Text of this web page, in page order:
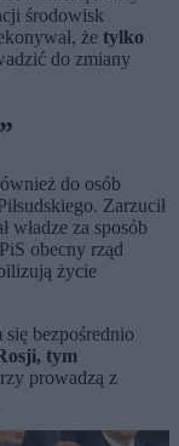
środowisk
że tylko
do zmiany
do osób
Zarzucił
władze za sposób
obecny rząd
życie
bezpośrednio
tym
prowadzą z